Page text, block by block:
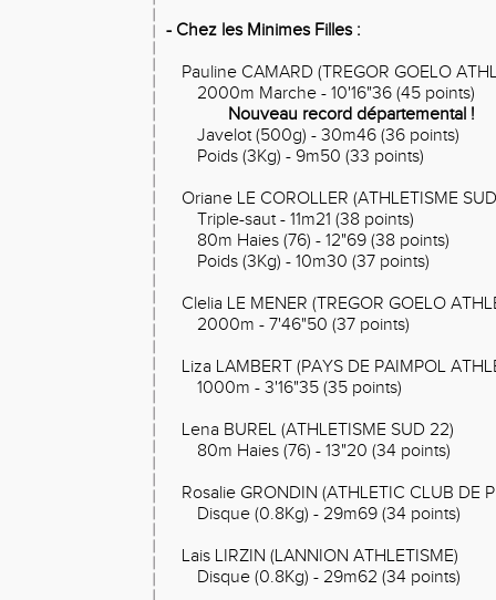
- Chez les Minimes Filles :
Pauline CAMARD (TREGOR GOELO
2000m Marche - 10'16"36 (45 points)
Nouveau record départemental !
Javelot (500g) - 30m46 (36 points)
Poids (3Kg) - 9m50 (33 points)
Oriane LE COROLLER (ATHLETISME
Triple-saut - 11m21 (38 points)
80m Haies (76) - 12"69 (38 points)
Poids (3Kg) - 10m30 (37 points)
Clelia LE MENER (TREGOR GOELO
2000m - 7'46"50 (37 points)
Liza LAMBERT (PAYS DE PAIMPOL
1000m - 3'16"35 (35 points)
Lena BUREL (ATHLETISME SUD 22)
80m Haies (76) - 13"20 (34 points)
Rosalie GRONDIN (ATHLETIC CLUB DE
Disque (0.8Kg) - 29m69 (34 points)
Lais LIRZIN (LANNION ATHLETISME)
Disque (0.8Kg) - 29m62 (34 points)